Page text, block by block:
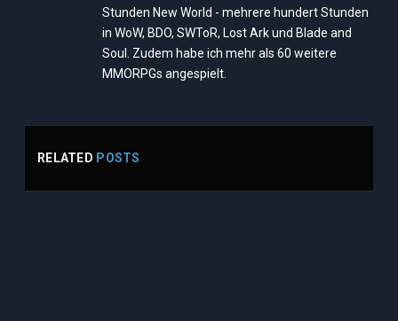
Stunden New World - mehrere hundert Stunden
in WoW, BDO, SWToR, Lost Ark und Blade and
Soul. Zudem habe ich mehr als 60 weitere
MMORPGs angespielt.
RELATED POSTS